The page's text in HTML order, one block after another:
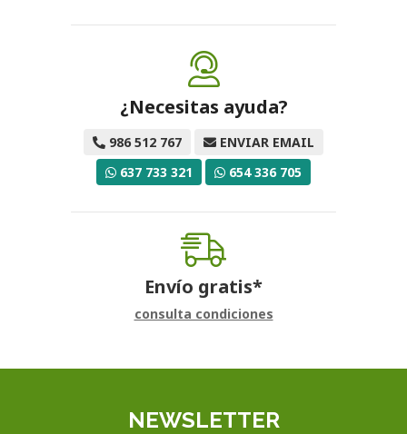
¿Necesitas ayuda?
986 512 767
ENVIAR EMAIL
637 733 321
654 336 705
Envío gratis*
consulta condiciones
NEWSLETTER